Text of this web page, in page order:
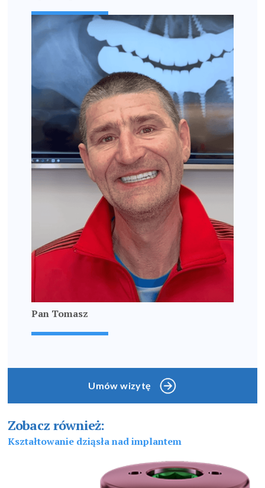
Pan Tomasz
Umów wizytę
Zobacz również:
Kształtowanie dziąsła nad implantem